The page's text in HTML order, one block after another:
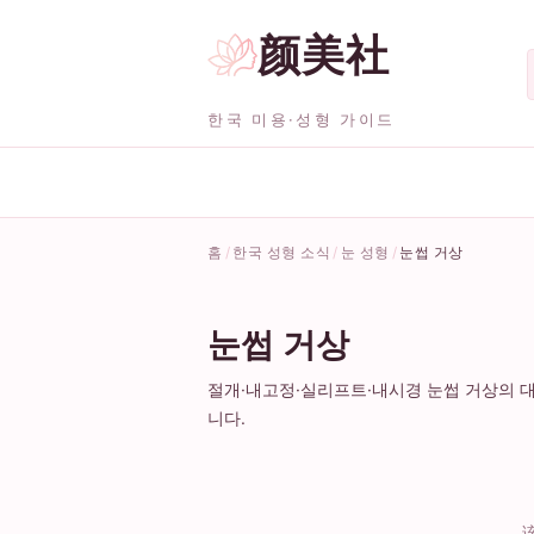
颜美社
한국 미용·성형 가이드
홈 한국 성형 소식 눈 성형 눈썹 거상
눈썹 거상
절개·내고정·실리프트·내시경 눈썹 거상의
니다.